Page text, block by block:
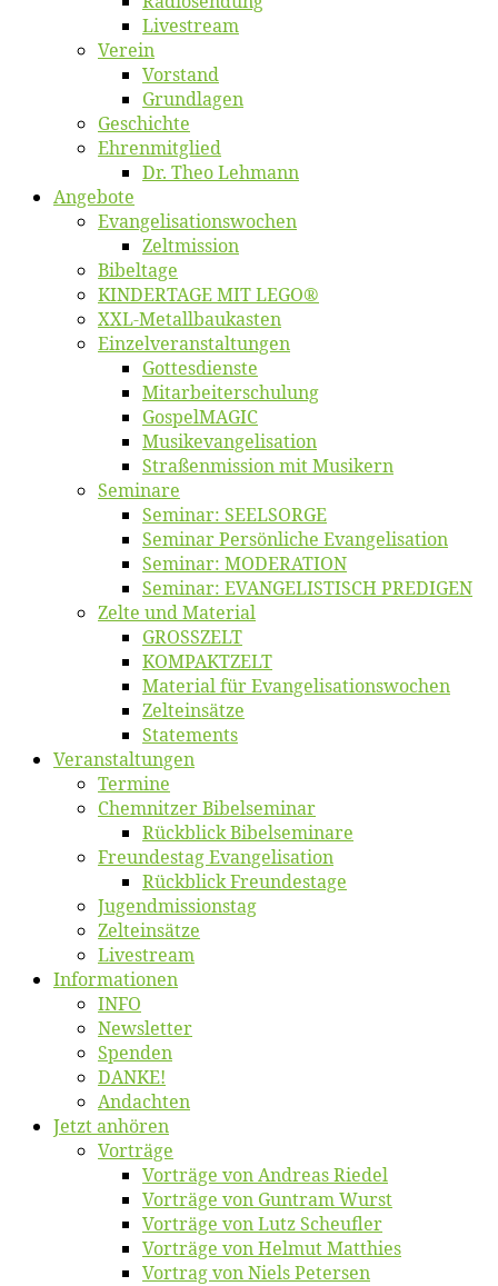
Live­stream
Ver­ein
Vor­stand
Grund­la­gen
Ge­schich­te
Eh­ren­mit­glied
Dr. Theo Lehmann
An­ge­bo­te
Evangelisa­tions­wo­chen
Zelt­mis­si­on
Bi­bel­ta­ge
KINDERTAGE MIT LEGO®
XXL-Me­­tal­l­­bau­­kas­­ten
Einzelver­an­stal­tungen
Got­tes­diens­te
Mitarbeiter­schulung
Gos­pel­MA­GIC
Musikevan­ge­li­sa­tion
Straßenmis­sion mit Musikern
Se­mi­na­re
Se­mi­nar: SEELSORGE
Se­mi­nar Per­sön­li­che Evangelisation
Se­mi­nar: MODERATION
Se­mi­nar: EVANGELISTISCH PREDIGEN
Zel­te und Material
GROSSZELT
KOMPAKTZELT
Ma­te­ri­al für Evangelisationswochen
Zelt­ein­sät­ze
State­ments
Ver­an­stal­tun­gen
Ter­mi­ne
Chemnit­zer Bibelseminar
Rück­blick Bibelseminare
Freun­des­tag Evangelisation
Rück­blick Freundestage
Jugend­mis­sions­tag
Zelt­ein­sät­ze
Live­stream
Informatio­nen
INFO
News­let­ter
Spen­den
DANKE!
An­dach­ten
Jetzt an­hö­ren
Vor­trä­ge
Vor­trä­ge von An­dre­as Riedel
Vor­trä­ge von Gun­tram Wurst
Vor­trä­ge von Lutz Scheufler
Vor­trä­ge von Hel­mut Matthies
Vor­trag von Niels Petersen